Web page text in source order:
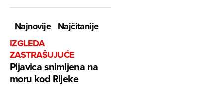
Najnovije
Najčitanije
IZGLEDA
ZASTRAŠUJUĆE
Pijavica snimljena na
moru kod Rijeke